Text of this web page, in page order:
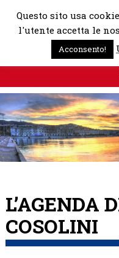
Skip
L’AGENDA
COSOLINI
Questo sito usa
l'utente accetta le
Acconsento!